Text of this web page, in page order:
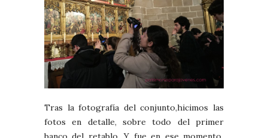
Tras la fotografía del conjunto,hicimos las
fotos en detalle, sobre todo del primer